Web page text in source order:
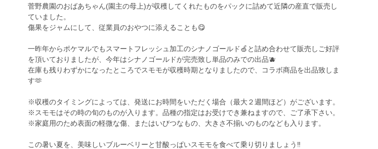
菅野農園のおばあちゃん(園主の母上)が収穫してくれたものをパックに詰めて近隣の産直で販売し
ていました。
傷果をジャムにして、従業員のおやつに添えることも😋
一昨年からポケマルでもスマートフレッシュ加工のシナノゴールド🍏と詰め合わせて販売しご好評
を頂いておりましたが、今年はシナノゴールドが完売致し単品のみでの出品🫐
在庫も残りわずかになったところでスモモが収穫時期となりましたので、コラボ商品を出品致しま
す🫶
※収穫のタイミングによっては、発送にお時間をいただく場合（最大２週間ほど）がございます。
※スモモはその時の旬のものが入ります。品種の指定はお受けでき兼ねますので、ご了承下さい。
※家庭用のため表面の軽微な傷、またはいびつなもの、大きさ不揃いのものなども入ります。
この暑い夏を、美味しいブルーベリーと甘酸っぱいスモモを食べて乗り切りましょう‼️